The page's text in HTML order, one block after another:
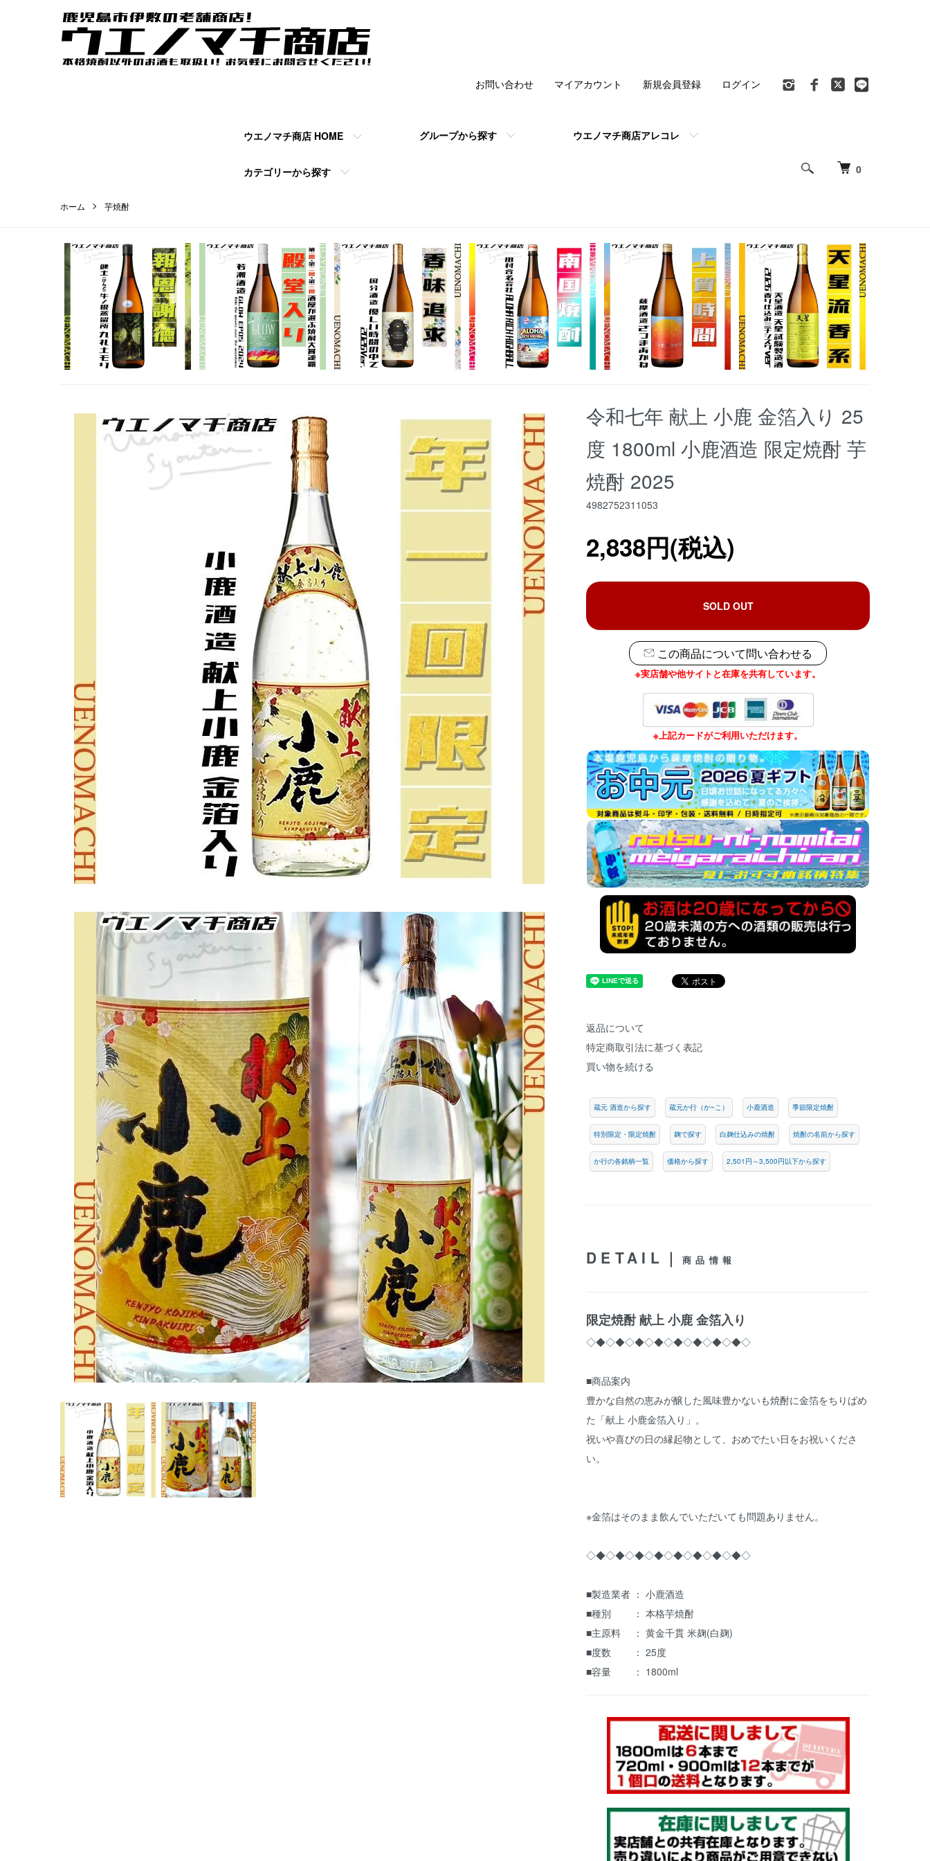
0
ウエノマチ商店 HOME
カテゴリーから探す
グループから探す ウエノマチ商店アレコレ
お問い合わせ マイアカウント 新規会員登録 ログイン
ホーム 芋焼酎
令和七年 献上 小鹿 金箔入り 25
度 1800ml 小鹿酒造 限定焼酎 芋
焼酎 2025
4982752311053
2,838円(税込)
SOLD OUT
この商品について問い合わせる
※実店舗や他サイトと在庫を共有しています。
※上記カードがご利用いただけます。
返品について
特定商取引法に基づく表記
買い物を続ける
蔵元 酒造から探す 蔵元か行（か~こ） 小鹿酒造 季節限定焼酎
特別限定・限定焼酎 麹で探す 白麹仕込みの焼酎 焼酎の名前から探す
か行の各銘柄一覧 価格から探す 2,501円～3,500円以下から探す
DETAIL｜商品情報
限定焼酎 献上 小鹿 金箔入り
◇◆◇◆◇◆◇◆◇◆◇◆◇◆◇◆◇
■商品案内
豊かな自然の恵みが醸した風味豊かないも焼酎に金箔をちりばめ
た「献上 小鹿金箔入り」。
祝いや喜びの日の縁起物として、おめでたい日をお祝いくださ
い。
※金箔はそのまま飲んでいただいても問題ありません。
◇◆◇◆◇◆◇◆◇◆◇◆◇◆◇◆◇
■製造業者 ： 小鹿酒造
■種別 ： 本格芋焼酎
■主原料 ： 黄金千貫 米麹(白麹)
■度数 ： 25度
■容量 ： 1800ml